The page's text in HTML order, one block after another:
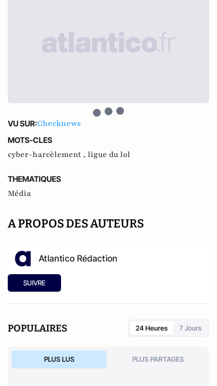
VU SUR:Checknews
MOTS-CLES
cyber-harcèlement , ligue du lol
THEMATIQUES
Média
A PROPOS DES AUTEURS
Atlantico Rédaction
SUIVRE
POPULAIRES 24 Heures 7 Jours
PLUS LUS PLUS PARTAGES